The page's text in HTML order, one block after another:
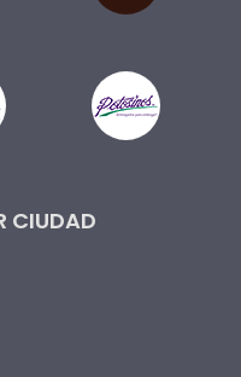
CIUDAD